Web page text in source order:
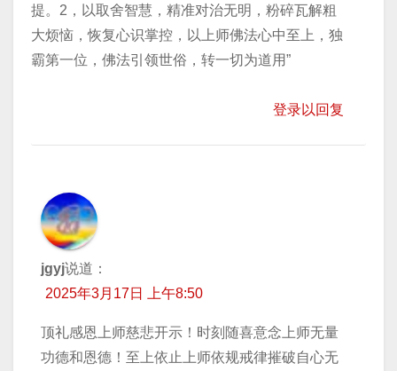
提。2，以取舍智慧，精准对治无明，粉碎瓦解粗
大烦恼，恢复心识掌控，以上师佛法心中至上，独
霸第一位，佛法引领世俗，转一切为道用”
登录以回复
jgyj说道：
2025年3月17日 上午8:50
顶礼感恩上师慈悲开示！时刻随喜意念上师无量
功德和恩德！至上依止上师依规戒律摧破自心无